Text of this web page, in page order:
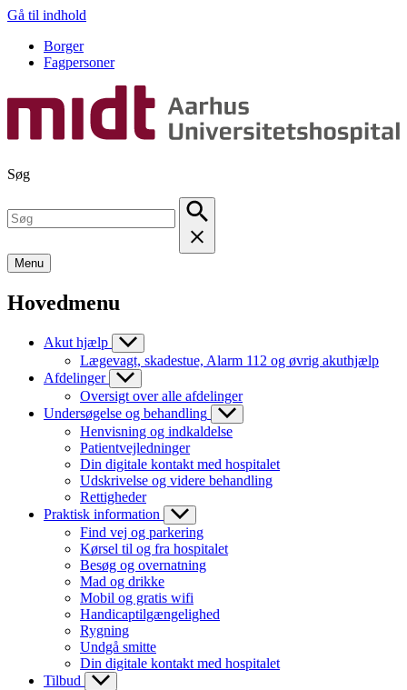
Gå til indhold
Borger
Fagpersoner
Søg
Menu
Hovedmenu
Akut hjælp
Lægevagt, skadestue, Alarm 112 og øvrig akuthjælp
Afdelinger
Oversigt over alle afdelinger
Undersøgelse og behandling
Henvisning og indkaldelse
Patientvejledninger
Din digitale kontakt med hospitalet
Udskrivelse og videre behandling
Rettigheder
Praktisk information
Find vej og parkering
Kørsel til og fra hospitalet
Besøg og overnatning
Mad og drikke
Mobil og gratis wifi
Handicaptilgængelighed
Rygning
Undgå smitte
Din digitale kontakt med hospitalet
Tilbud